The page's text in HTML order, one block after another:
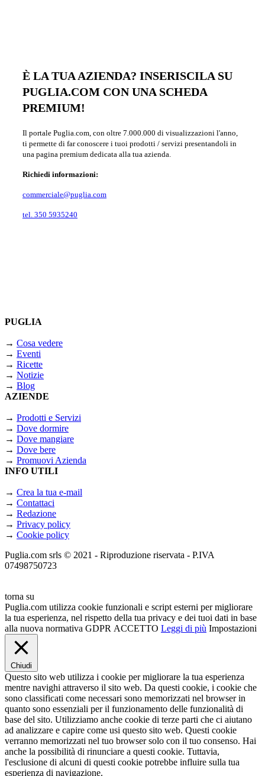
È LA TUA AZIENDA? INSERISCILA SU
PUGLIA.COM CON UNA SCHEDA
PREMIUM!
Il portale Puglia.com, con oltre 7.000.000 di visualizzazioni l'anno,
ti permette di far conoscere i tuoi prodotti / servizi presentandoli in
una pagina premium dedicata alla tua azienda.
Richiedi informazioni:
commerciale@puglia.com
tel. 350 5935240
PUGLIA
→ Cosa vedere
→ Eventi
→ Ricette
→ Notizie
→ Blog
AZIENDE
→ Prodotti e Servizi
→ Dove dormire
→ Dove mangiare
→ Dove bere
→ Promuovi Azienda
INFO UTILI
→ Crea la tua e-mail
→ Contattaci
→ Redazione
→ Privacy policy
→ Cookie policy
Puglia.com srls © 2021 - Riproduzione riservata - P.IVA
07498750723
torna su
Puglia.com utilizza cookie funzionali e script esterni per migliorare
la tua esperienza, nel rispetto della tua privacy e dei tuoi dati in base
alla nuova normativa GDPR ACCETTO Leggi di più Impostazioni
Chiudi
Questo sito web utilizza i cookie per migliorare la tua esperienza
mentre navighi attraverso il sito web. Da questi cookie, i cookie che
sono classificati come necessari sono memorizzati nel browser in
quanto sono essenziali per il funzionamento delle funzionalità di
base del sito. Utilizziamo anche cookie di terze parti che ci aiutano
ad analizzare e capire come usi questo sito web. Questi cookie
verranno memorizzati nel tuo browser solo con il tuo consenso. Hai
anche la possibilità di rinunciare a questi cookie. Tuttavia,
l'esclusione di alcuni di questi cookie potrebbe influire sulla tua
esperienza di navigazione.